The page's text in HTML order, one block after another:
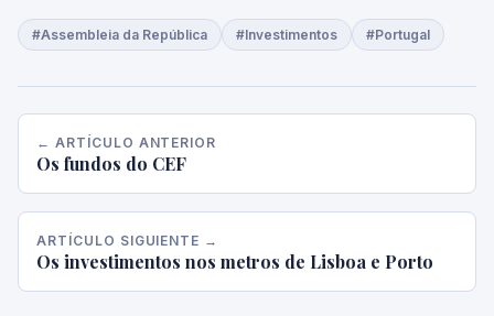
#Assembleia da República #Investimentos #Portugal
← ARTÍCULO ANTERIOR
Os fundos do CEF
ARTÍCULO SIGUIENTE →
Os investimentos nos metros de Lisboa e Porto